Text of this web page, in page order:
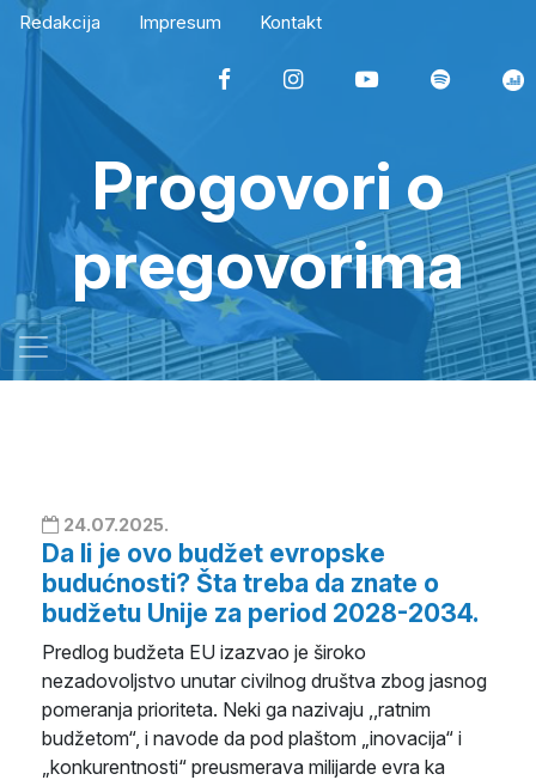
Redakcija Impresum Kontakt
Progovori o
pregovorima
24.07.2025.
Da li je ovo budžet evropske
budućnosti? Šta treba da znate o
budžetu Unije za period 2028-2034.
Predlog budžeta EU izazvao je široko
nezadovoljstvo unutar civilnog društva zbog jasnog
pomeranja prioriteta. Neki ga nazivaju ,,ratnim
budžetom“, i navode da pod plaštom „inovacija“ i
„konkurentnosti“ preusmerava milijarde evra ka